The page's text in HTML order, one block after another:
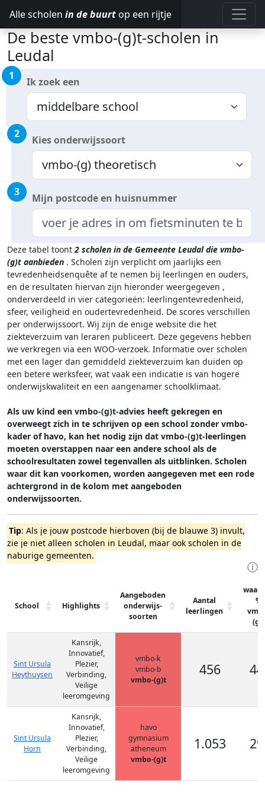
Alle scholen in de buurt op een rijtje
De beste vmbo-(g)t-scholen in
Leudal
1 Ik zoek een
2 Kies onderwijssoort
3 Mijn postcode en huisnummer
Deze tabel toont2 scholen in de Gemeente Leudal die vmbo-
(g)t aanbieden . Scholen zijn verplicht om jaarlijks een
tevredenheidsenquête af te nemen bij leerlingen en ouders,
en de resultaten hiervan zijn hieronder weergegeven ,
onderverdeeld in vier categorieën: leerlingentevredenheid,
sfeer, veiligheid en oudertevredenheid. De scores verschillen
per onderwijssoort. Wij zijn de enige website die het
ziekteverzuim van leraren publiceert. Deze gegevens hebben
we verkregen via een WOO-verzoek. Informatie over scholen
met een lager dan gemiddeld ziekteverzuim kan duiden op
een betere werksfeer, wat vaak een indicatie is van hogere
onderwijskwaliteit en een aangenamer schoolklimaat.
Als uw kind een vmbo-(g)t-advies heeft gekregen en
overweegt zich in te schrijven op een school zonder vmbo-
kader of havo, kan het nodig zijn dat vmbo-(g)t-leerlingen
moeten overstappen naar een andere school als de
schoolresultaten zowel tegenvallen als uitblinken. Scholen
waar dit kan voorkomen, worden aangegeven met een rode
achtergrond in de kolom met aangeboden
onderwijssoorten.
Tip: Als je jouw postcode hierboven (bij de blauwe 3) invult,
zie je niet alleen scholen in Leudal, maar ook scholen in de
naburige gemeenten.
ⓘ
School Highlights
Aangeboden
onderwijs-
soorten
Aantal
leerlingen
%
(g)t
Sint Ursula
Heythuysen
Kansrijk,
Innovatief,
Plezier,
Verbinding,
Veilige
leeromgeving
vmbo-k
vmbo-b
vmbo-(g)t
456
Sint Ursula
Horn
Kansrijk,
Innovatief,
Plezier,
Verbinding,
Veilige
leeromgeving
havo
gymnasium
atheneum
vmbo-(g)t
1.053